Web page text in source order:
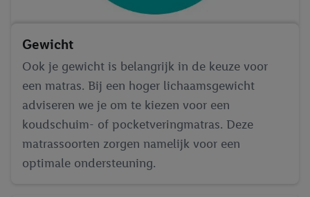
Gewicht
Ook je gewicht is belangrijk in de keuze voor
een matras. Bij een hoger lichaamsgewicht
adviseren we je om te kiezen voor een
koudschuim- of pocketveringmatras. Deze
matrassoorten zorgen namelijk voor een
optimale ondersteuning.